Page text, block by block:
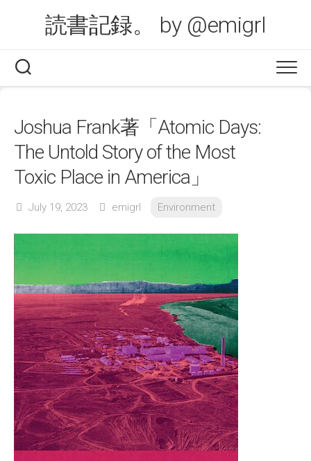
読書記録。 by @emigrl
Joshua Frank著「Atomic Days:
The Untold Story of the Most
Toxic Place in America」
July 19, 2023 emigrl Environment